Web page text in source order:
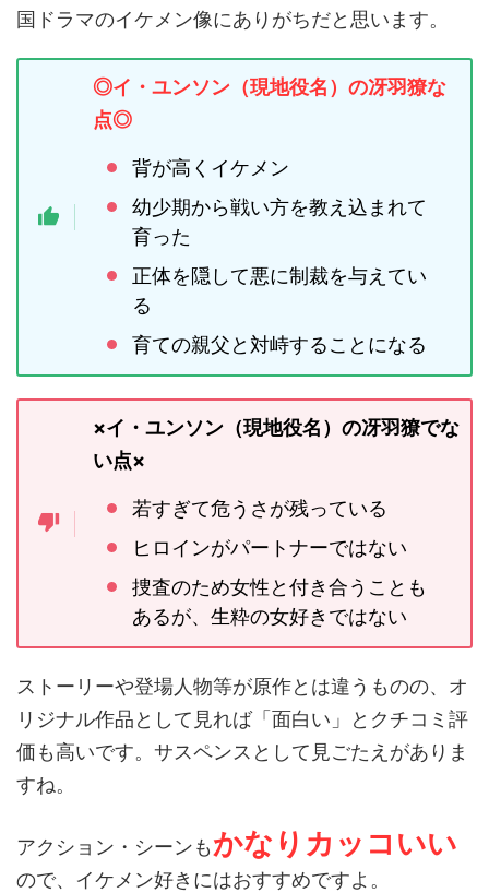
国ドラマのイケメン像にありがちだと思います。
◎イ・ユンソン（現地役名）の冴羽獠な
点◎
背が高くイケメン
幼少期から戦い方を教え込まれて
育った
正体を隠して悪に制裁を与えてい
る
育ての親父と対峙することになる
×イ・ユンソン（現地役名）の冴羽獠でな
い点×
若すぎて危うさが残っている
ヒロインがパートナーではない
捜査のため女性と付き合うことも
あるが、生粋の女好きではない
ストーリーや登場人物等が原作とは違うものの、オ
リジナル作品として見れば「面白い」とクチコミ評
価も高いです。サスペンスとして見ごたえがありま
すね。
アクション・シーンもかなりカッコいい
ので、イケメン好きにはおすすめですよ。